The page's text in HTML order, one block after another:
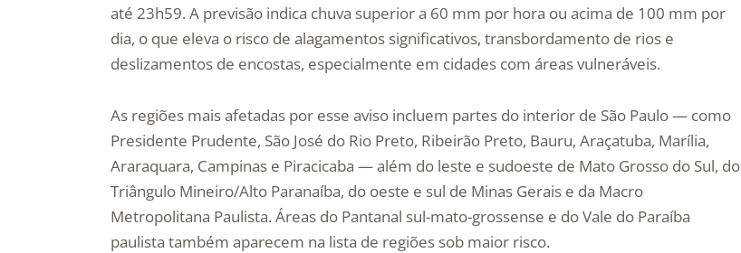
até 23h59. A previsão indica chuva superior a 60 mm por hora ou acima de 100 mm por
dia, o que eleva o risco de alagamentos significativos, transbordamento de rios e
deslizamentos de encostas, especialmente em cidades com áreas vulneráveis.
As regiões mais afetadas por esse aviso incluem partes do interior de São Paulo — como
Presidente Prudente, São José do Rio Preto, Ribeirão Preto, Bauru, Araçatuba, Marília,
Araraquara, Campinas e Piracicaba — além do leste e sudoeste de Mato Grosso do Sul, do
Triângulo Mineiro/Alto Paranaíba, do oeste e sul de Minas Gerais e da Macro
Metropolitana Paulista. Áreas do Pantanal sul-mato-grossense e do Vale do Paraíba
paulista também aparecem na lista de regiões sob maior risco.